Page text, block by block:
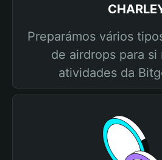
Preparámos vários
de airdrops para si
atividades da